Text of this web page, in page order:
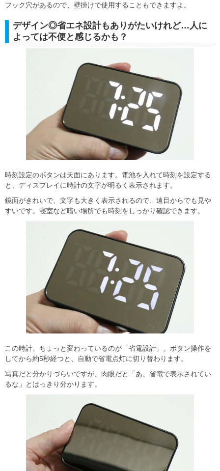
フック穴があるので、壁掛けで使用することもできますよ。
デザイン◎省エネ設計もありがたいけれど…人に
よっては不便と感じるかも？
時刻設定のボタンは天面にあります。電池を入れて時刻を設定する
と、ディスプレイに時計の文字が明るく表示されます。
鏡面がきれいで、文字も大きく表示されるので、遠目からでも見や
すいです。寝室など暗い場所でも時刻をしっかり確認できます。
この時計、ちょっと変わっているのが「省電設計」。ボタン操作を
してから約5秒経つと、自動で省電点灯に切り替わります。
写真だと分かりづらいですが、肉眼だと「あ、省電で表示されてい
るな」とはっきり分かります。